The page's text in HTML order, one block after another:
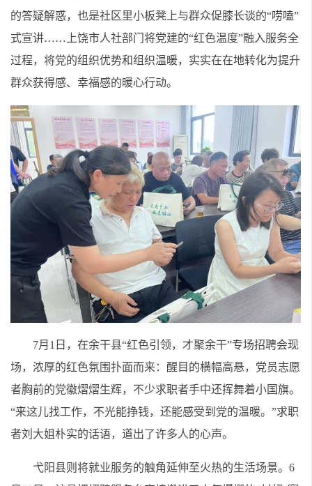
的答疑解惑，也是社区里小板凳上与群众促膝长谈的“唠嗑”
式宣讲……上饶市人社部门将党建的“红色温度”融入服务全
过程，将党的组织优势和组织温暖，实实在在地转化为提升
群众获得感、幸福感的暖心行动。
7月1日，在余干县“红色引领，才聚余干”专场招聘会现
场，浓厚的红色氛围扑面而来：醒目的横幅高悬，党员志愿
者胸前的党徽熠熠生辉，不少求职者手中还挥舞着小国旗。
“来这儿找工作，不光能挣钱，还能感受到党的温暖。”求职
者刘大姐朴实的话语，道出了许多人的心声。
弋阳县则将就业服务的触角延伸至火热的生活场景。6